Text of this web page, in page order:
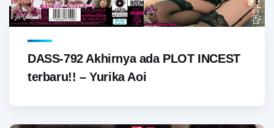
DASS-792 Akhirnya ada PLOT INCEST
terbaru!! – Yurika Aoi